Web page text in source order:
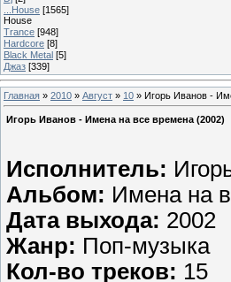
...House [1565]
House
Trance [948]
Hardcore [8]
Black Metal [5]
Джаз [339]
Главная » 2010 » Август » 10 » Игорь Иванов -
Игорь Иванов - Имена на все времена (2002)
Исполнитель:
Альбом: Имена на
Дата выхода: 2002
Жанр: Поп-музыка
Кол-во треков: 15